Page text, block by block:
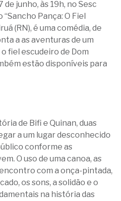
junho, às 19h, no Sesc
Pança: O Fiel
(RN), é uma comédia, de
a as aventuras de um
fiel escudeiro de Dom
estão disponíveis para
de Bifi e Quinan, duas
a um lugar desconhecido
conforme as
O uso de uma canoa, as
com a onça-pintada,
os sons, a solidão e o
na história das